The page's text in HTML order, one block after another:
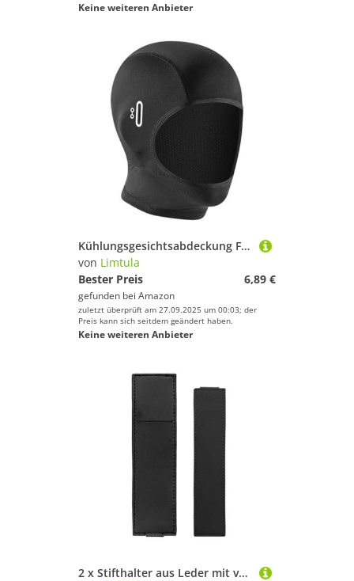
Keine weiteren Anbieter
Kühlungsgesichtsabdeckung Für Helme Leicht Und Belüftete Kopfbedeckung Zum Radfahren Und Schweiß Docht Radfahren
von Limtula
Bester Preis
6,89 €
gefunden bei Amazon
zuletzt überprüft am 27.09.2025 um 00:03; der
Preis kann sich seitdem geändert haben.
Keine weiteren Anbieter
2 x Stifthalter aus Leder mit verstellbaren Gummibändern, Stift-Organizer, Schwarz